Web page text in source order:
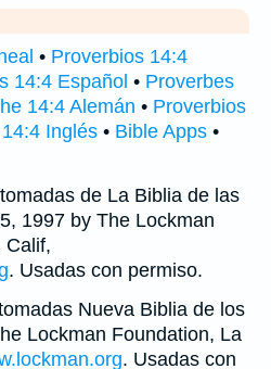
• Proverbios 14:4
14:4 Español • Proverbes
14:4 Alemán • Proverbios
Inglés • Bible Apps •
de La Biblia de las
1997 by The Lockman
Calif,
. Usadas con permiso.
Nueva Biblia de los
Lockman Foundation, La
. Usadas con